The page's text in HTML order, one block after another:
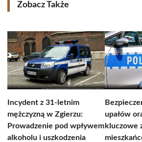
Zobacz Także
Incydent z 31-letnim
mężczyzną w Zgierzu:
Prowadzenie pod wpływem
alkoholu i uszkodzenia
upałów
kluczowe